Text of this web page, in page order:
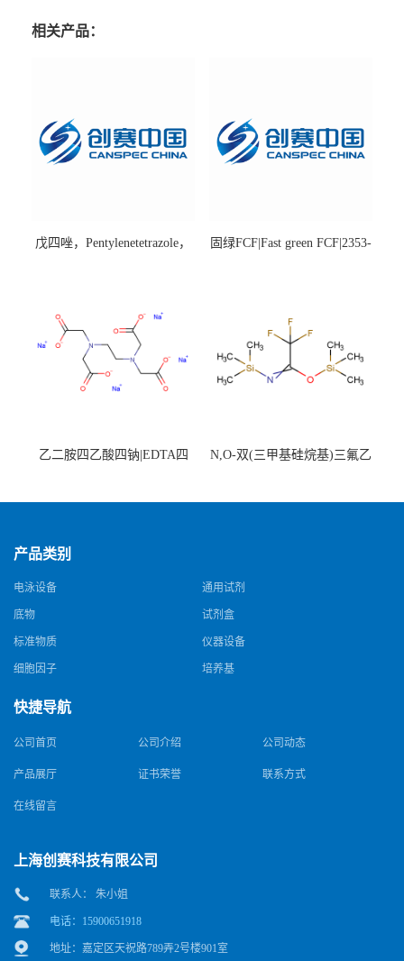
相关产品：
戊四唑，Pentylenetetrazole，
固绿FCF|Fast green FCF|2353-
乙二胺四乙酸四钠|EDTA四
N,O-双(三甲基硅烷基)三氟乙
产品类别
电泳设备 通用试剂
底物 试剂盒
标准物质 仪器设备
细胞因子 培养基
快捷导航
公司首页 公司介绍 公司动态
产品展厅 证书荣誉 联系方式
在线留言
上海创赛科技有限公司
联系人： 朱小姐
电话：15900651918
地址：嘉定区天祝路789弄2号楼901室